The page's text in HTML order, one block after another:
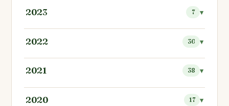
2023 7
2022 36
2021 38
2020 17